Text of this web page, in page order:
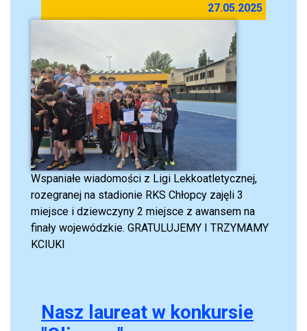
27.05.2025
Wspaniałe wiadomości z Ligi Lekkoatletycznej,
rozegranej na stadionie RKS Chłopcy zajęli 3
miejsce i dziewczyny 2 miejsce z awansem na
finały wojewódzkie. GRATULUJEMY I TRZYMAMY
KCIUKI
Nasz laureat w konkursie